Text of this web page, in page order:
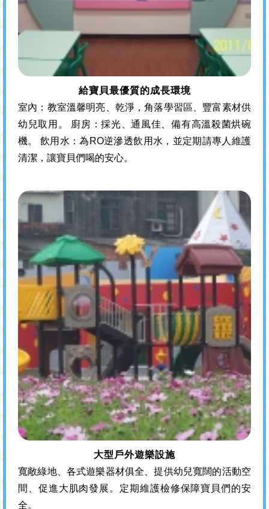
給寶貝最優質的成長環境
室內：教室溫馨明亮、乾淨，角落學習區、豐富素材供
幼兒取用。 廚房：採光、通風佳、備有高溫殺菌烘碗
機。 飲用水：為RO逆滲透飲用水，並定期請專人維護
清潔，讓寶貝們喝的安心。
大型戶外遊樂設施
寬敞綠地、各式遊樂器材俱全、提供幼兒寬闊的活動空
間、促進大肌肉發展。定期維護檢修保障寶貝們的安
全。